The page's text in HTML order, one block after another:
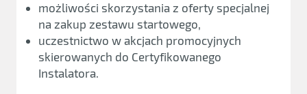
możliwości skorzystania z oferty specjalnej
na zakup zestawu startowego,
uczestnictwo w akcjach promocyjnych
skierowanych do Certyfikowanego
Instalatora.